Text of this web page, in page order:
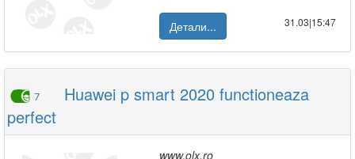
Детали... 31.03|15:47
7
Huawei p smart 2020 functioneaza
perfect
www.olx.ro